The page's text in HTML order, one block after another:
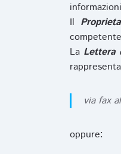
Il
La Lettera
via fax
oppure: